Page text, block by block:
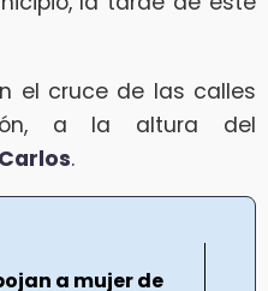
el cruce de las calles
a la altura del
.
a mujer de